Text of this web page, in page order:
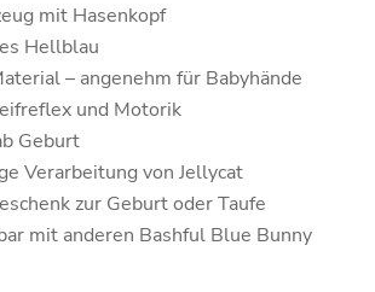
mit Hasenkopf
Hellblau
– angenehm für Babyhände
und Motorik
Geburt
Verarbeitung von Jellycat
zur Geburt oder Taufe
mit anderen Bashful Blue Bunny